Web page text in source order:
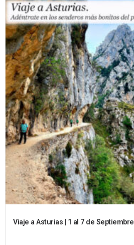
Viaje a Asturias | 1 al 7 de Septiembre